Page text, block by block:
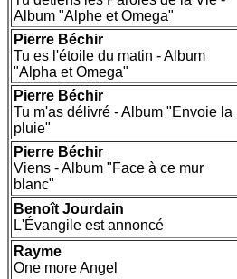
Album "Alphe et Omega"
Pierre Béchir
Tu es l'étoile du matin - Album
"Alpha et Omega"
Pierre Béchir
Tu m'as délivré - Album "Envoie la
pluie"
Pierre Béchir
Viens - Album "Face à ce mur
blanc"
Benoît Jourdain
L'Évangile est annoncé
Rayme
One more Angel